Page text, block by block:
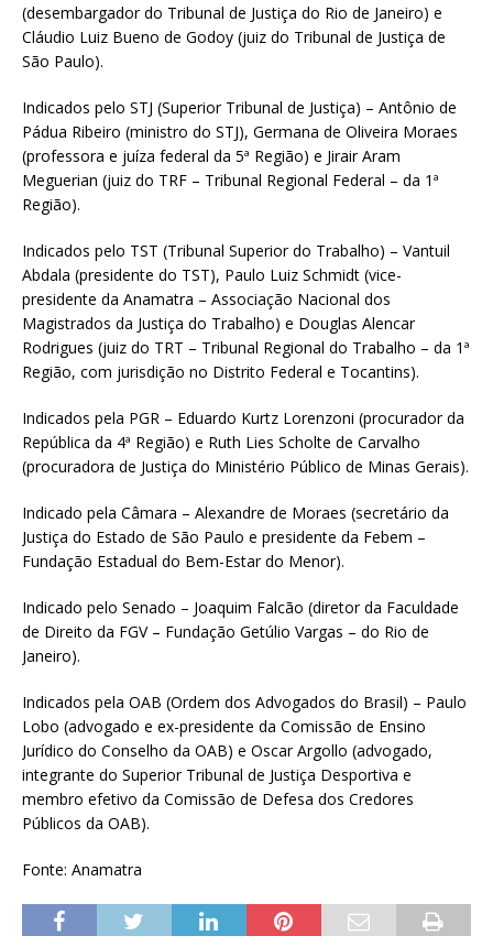
(desembargador do Tribunal de Justiça do Rio de Janeiro) e
Cláudio Luiz Bueno de Godoy (juiz do Tribunal de Justiça de
São Paulo).
Indicados pelo STJ (Superior Tribunal de Justiça) – Antônio de
Pádua Ribeiro (ministro do STJ), Germana de Oliveira Moraes
(professora e juíza federal da 5ª Região) e Jirair Aram
Meguerian (juiz do TRF – Tribunal Regional Federal – da 1ª
Região).
Indicados pelo TST (Tribunal Superior do Trabalho) – Vantuil
Abdala (presidente do TST), Paulo Luiz Schmidt (vice-
presidente da Anamatra – Associação Nacional dos
Magistrados da Justiça do Trabalho) e Douglas Alencar
Rodrigues (juiz do TRT – Tribunal Regional do Trabalho – da 1ª
Região, com jurisdição no Distrito Federal e Tocantins).
Indicados pela PGR – Eduardo Kurtz Lorenzoni (procurador da
República da 4ª Região) e Ruth Lies Scholte de Carvalho
(procuradora de Justiça do Ministério Público de Minas Gerais).
Indicado pela Câmara – Alexandre de Moraes (secretário da
Justiça do Estado de São Paulo e presidente da Febem –
Fundação Estadual do Bem-Estar do Menor).
Indicado pelo Senado – Joaquim Falcão (diretor da Faculdade
de Direito da FGV – Fundação Getúlio Vargas – do Rio de
Janeiro).
Indicados pela OAB (Ordem dos Advogados do Brasil) – Paulo
Lobo (advogado e ex-presidente da Comissão de Ensino
Jurídico do Conselho da OAB) e Oscar Argollo (advogado,
integrante do Superior Tribunal de Justiça Desportiva e
membro efetivo da Comissão de Defesa dos Credores
Públicos da OAB).
Fonte: Anamatra